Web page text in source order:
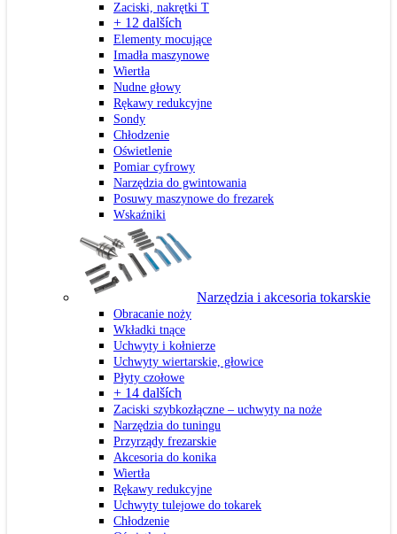
Zaciski, nakrętki T
+ 12 dalších
Elementy mocujące
Imadła maszynowe
Wiertła
Nudne głowy
Rękawy redukcyjne
Sondy
Chłodzenie
Oświetlenie
Pomiar cyfrowy
Narzędzia do gwintowania
Posuwy maszynowe do frezarek
Wskaźniki
Narzędzia i akcesoria tokarskie
Obracanie noży
Wkładki tnące
Uchwyty i kołnierze
Uchwyty wiertarskie, głowice
Płyty czołowe
+ 14 dalších
Zaciski szybkozłączne – uchwyty na noże
Narzędzia do tuningu
Przyrządy frezarskie
Akcesoria do konika
Wiertła
Rękawy redukcyjne
Uchwyty tulejowe do tokarek
Chłodzenie